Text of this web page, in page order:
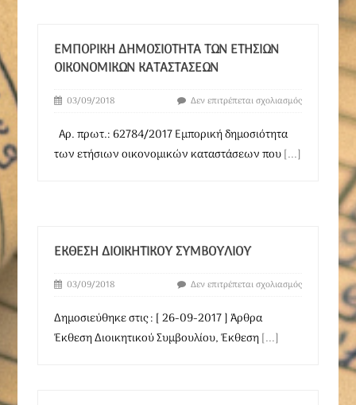
ΕΜΠΟΡΙΚΉ ΔΗΜΟΣΙΌΤΗΤΑ ΤΩΝ ΕΤΉΣΙΩΝ
ΟΙΚΟΝΟΜΙΚΏΝ ΚΑΤΑΣΤΆΣΕΩΝ
03/09/2018 Δεν επιτρέπεται σχολιασμός
Αρ. πρωτ.: 62784/2017 Εμπορική δημοσιότητα
των ετήσιων οικονομικών καταστάσεων που[...]
ΈΚΘΕΣΗ ΔΙΟΙΚΗΤΙΚΟΎ ΣΥΜΒΟΥΛΊΟΥ
03/09/2018 Δεν επιτρέπεται σχολιασμός
Δημοσιεύθηκε στις : [ 26-09-2017 ] Άρθρα
Έκθεση Διοικητικού Συμβουλίου, Έκθεση[...]